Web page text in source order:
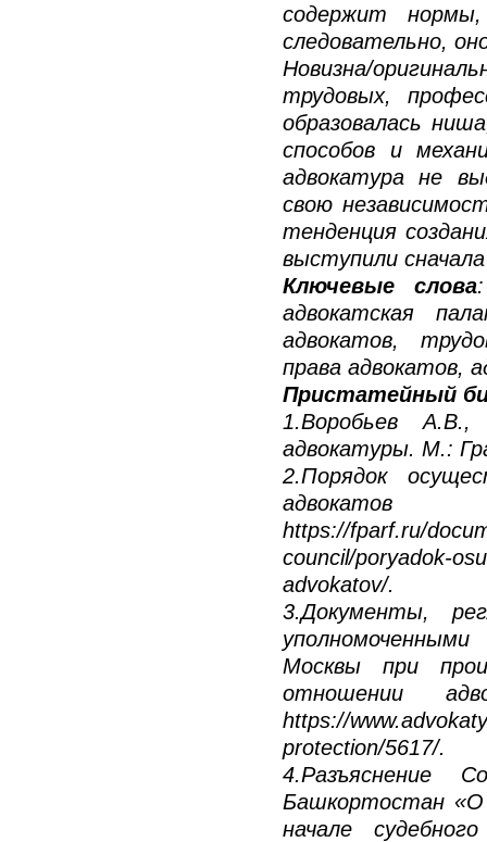
содержит
следовательно,
Новизна/
трудовых,
образовалась
способов и
адвокатура не
свою
тенденция
выступили
Ключевые слова
адвокатская
адвокатов,
права адвокатов,
Пристатейный
1.Воробьев
адвокатуры. М.:
2.Порядок
адвокатов
https://fparf.ru/
council/poryadok-
advokatov/.
3.Документы,
Москвы при
отношении
https://
protection/5617/.
4.Разъяснение
Башкортостан «О
начале